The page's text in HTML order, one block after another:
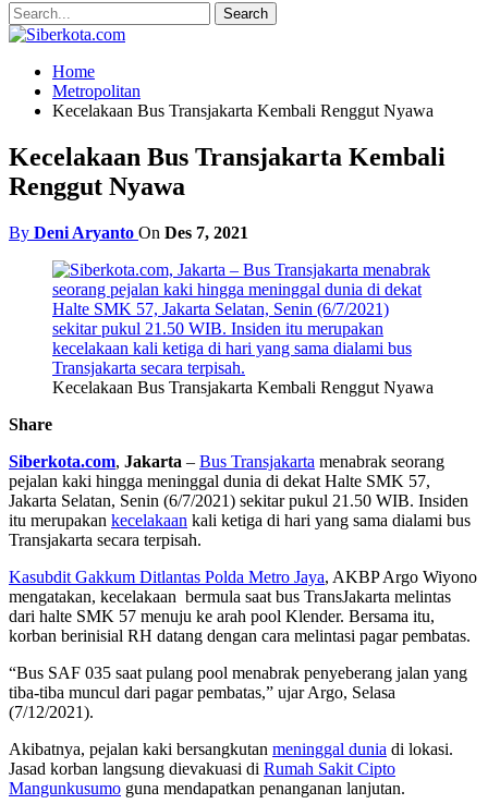
Home
Metropolitan
Kecelakaan Bus Transjakarta Kembali Renggut Nyawa
Kecelakaan Bus Transjakarta Kembali
Renggut Nyawa
By Deni Aryanto On Des 7, 2021
Kecelakaan Bus Transjakarta Kembali Renggut Nyawa
Share
Siberkota.com, Jakarta – Bus Transjakarta menabrak seorang
pejalan kaki hingga meninggal dunia di dekat Halte SMK 57,
Jakarta Selatan, Senin (6/7/2021) sekitar pukul 21.50 WIB. Insiden
itu merupakan kecelakaan kali ketiga di hari yang sama dialami bus
Transjakarta secara terpisah.
Kasubdit Gakkum Ditlantas Polda Metro Jaya, AKBP Argo Wiyono
mengatakan, kecelakaan bermula saat bus TransJakarta melintas
dari halte SMK 57 menuju ke arah pool Klender. Bersama itu,
korban berinisial RH datang dengan cara melintasi pagar pembatas.
“Bus SAF 035 saat pulang pool menabrak penyeberang jalan yang
tiba-tiba muncul dari pagar pembatas,” ujar Argo, Selasa
(7/12/2021).
Akibatnya, pejalan kaki bersangkutan meninggal dunia di lokasi.
Jasad korban langsung dievakuasi di Rumah Sakit Cipto
Mangunkusumo guna mendapatkan penanganan lanjutan.